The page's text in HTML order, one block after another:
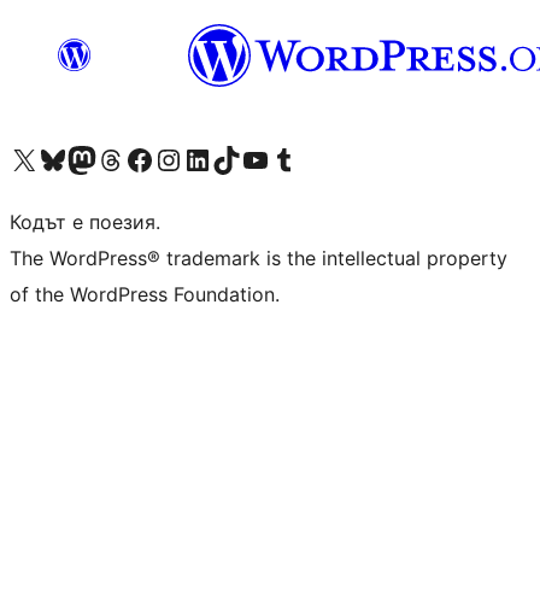
Visit our X (formerly Twitter) account
Visit our Bluesky account
Visit our Mastodon account
Visit our Threads account
Посетете нашата страница във Facebook
Посетете нашия профил в Instagram
Посетете нашия профил в LinkedIn
Visit our TikTok account
Visit our YouTube channel
Visit our Tumblr account
Кодът е поезия.
The WordPress® trademark is the intellectual property
of the WordPress Foundation.